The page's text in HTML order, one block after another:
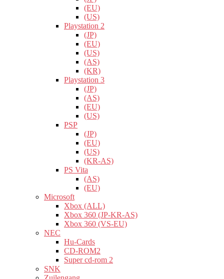
(EU)
(US)
Playstation 2
(JP)
(EU)
(US)
(AS)
(KR)
Playstation 3
(JP)
(AS)
(EU)
(US)
PSP
(JP)
(EU)
(US)
(KR-AS)
PS Vita
(AS)
(EU)
Microsoft
Xbox (ALL)
Xbox 360 (JP-KR-AS)
Xbox 360 (VS-EU)
NEC
Hu-Cards
CD-ROM2
Super cd-rom 2
SNK